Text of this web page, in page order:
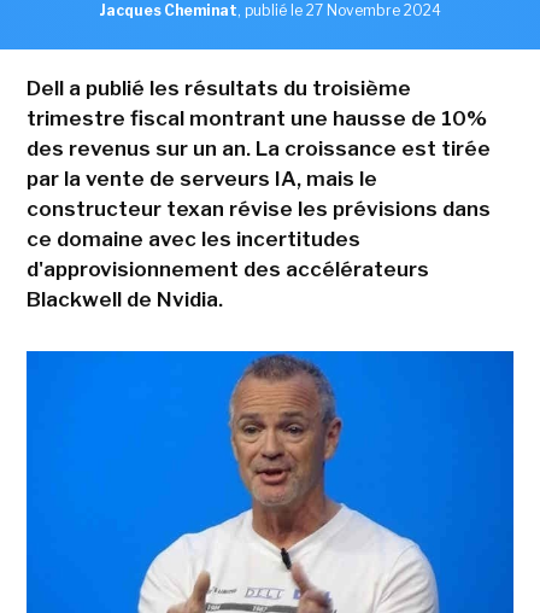
Jacques Cheminat, publié le 27 Novembre 2024
Dell a publié les résultats du troisième
trimestre fiscal montrant une hausse de 10%
des revenus sur un an. La croissance est tirée
par la vente de serveurs IA, mais le
constructeur texan révise les prévisions dans
ce domaine avec les incertitudes
d'approvisionnement des accélérateurs
Blackwell de Nvidia.